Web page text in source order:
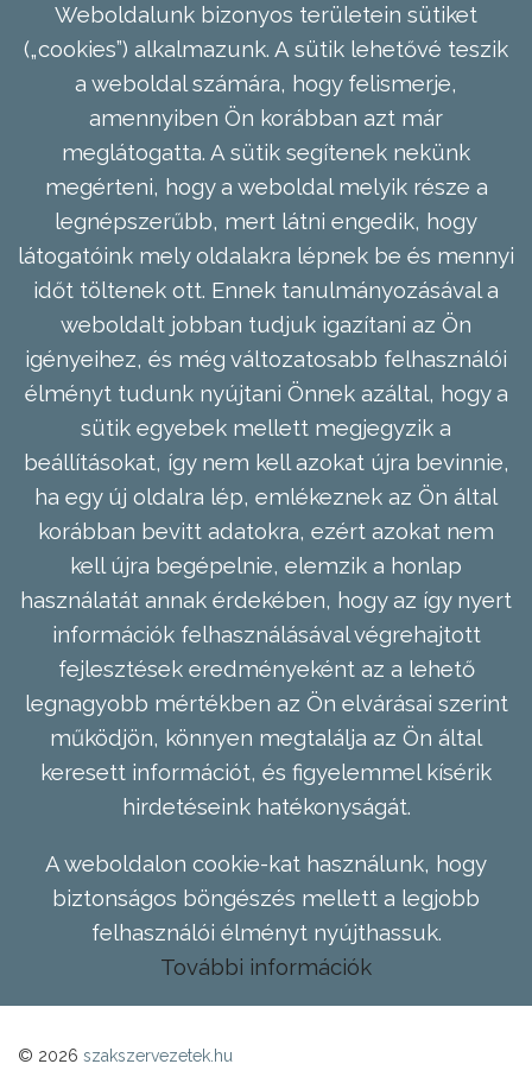
Weboldalunk bizonyos területein sütiket
(„cookies”) alkalmazunk. A sütik lehetővé teszik
a weboldal számára, hogy felismerje,
amennyiben Ön korábban azt már
meglátogatta. A sütik segítenek nekünk
megérteni, hogy a weboldal melyik része a
legnépszerűbb, mert látni engedik, hogy
látogatóink mely oldalakra lépnek be és mennyi
időt töltenek ott. Ennek tanulmányozásával a
weboldalt jobban tudjuk igazítani az Ön
igényeihez, és még változatosabb felhasználói
élményt tudunk nyújtani Önnek azáltal, hogy a
sütik egyebek mellett megjegyzik a
beállításokat, így nem kell azokat újra bevinnie,
ha egy új oldalra lép, emlékeznek az Ön által
korábban bevitt adatokra, ezért azokat nem
kell újra begépelnie, elemzik a honlap
használatát annak érdekében, hogy az így nyert
információk felhasználásával végrehajtott
fejlesztések eredményeként az a lehető
legnagyobb mértékben az Ön elvárásai szerint
működjön, könnyen megtalálja az Ön által
keresett információt, és figyelemmel kísérik
hirdetéseink hatékonyságát.
A weboldalon cookie-kat használunk, hogy
biztonságos böngészés mellett a legjobb
felhasználói élményt nyújthassuk.
További információk
© 2026 szakszervezetek.hu